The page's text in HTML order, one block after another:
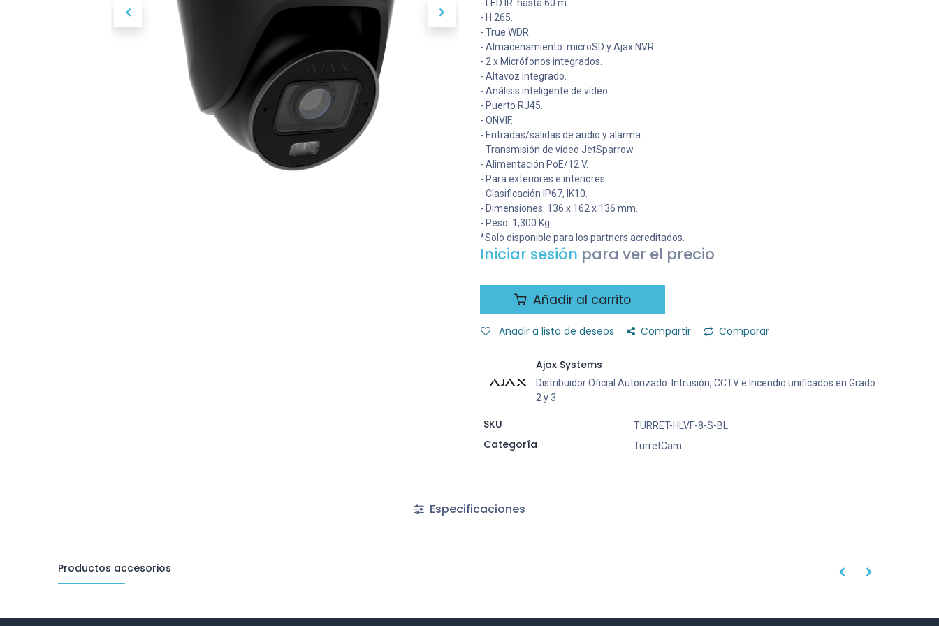
- LED IR: hasta 60 m.
- H.265.
- True WDR.
- Almacenamiento: microSD y Ajax NVR.
- 2 x Micrófonos integrados.
- Altavoz integrado.
- Análisis inteligente de vídeo.
- Puerto RJ45.
- ONVIF.
- Entradas/salidas de audio y alarma.
- Transmisión de vídeo JetSparrow.
- Alimentación PoE/12 V.
- Para exteriores e interiores.
- Clasificación IP67, IK10.
- Dimensiones: 136 x 162 x 136 mm.
- Peso: 1,300 Kg.
*Solo disponible para los partners acreditados.
Iniciar sesión para ver el precio
Añadir al carrito
Añadir a lista de deseos Compartir Comparar
Ajax Systems
Distribuidor Oficial Autorizado. Intrusión, CCTV e Incendio unificados en Grado
2 y 3
SKU TURRET-HLVF-8-S-BL
Categoría TurretCam
Especificaciones
Productos accesorios